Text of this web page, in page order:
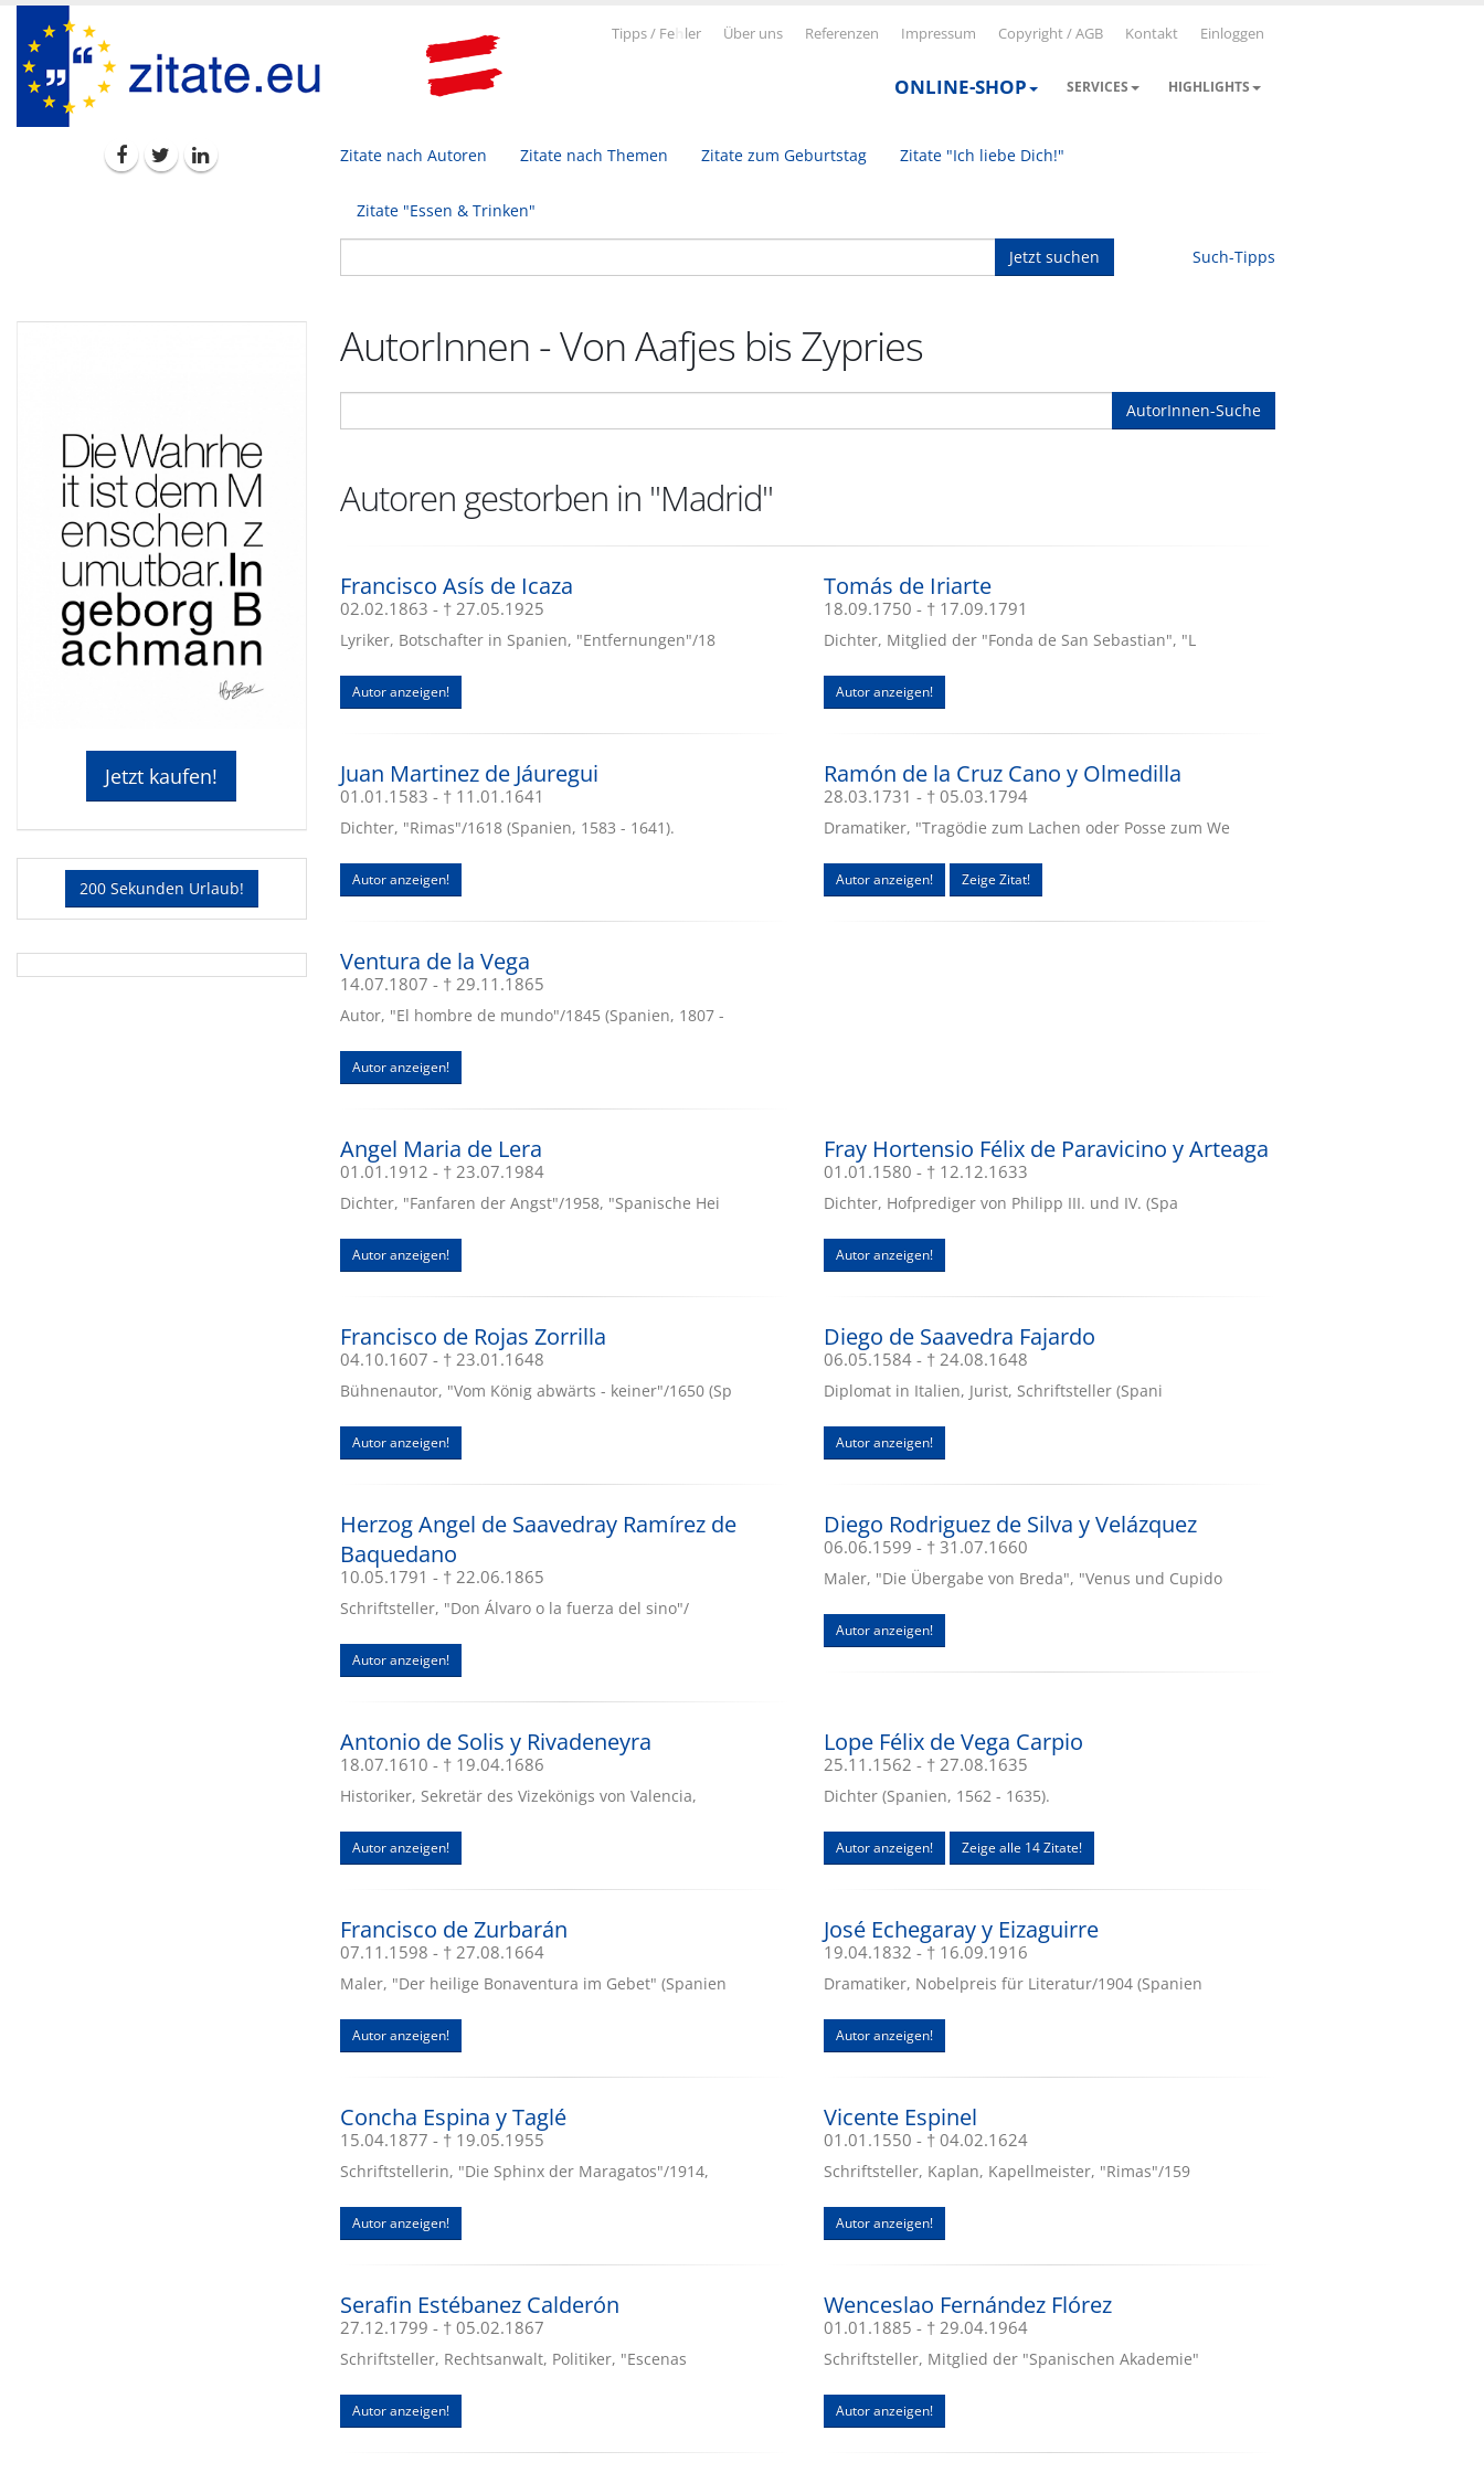
Tipps / Fe ler Über uns Referenzen Impressum Copyright / AGB Kontakt Einloggen
ONLINE-SHOP SERVICES HIGHLIGHTS
Zitate nach Autoren Zitate nach Themen Zitate zum Geburtstag Zitate "Ich liebe Dich!"
Zitate "Essen & Trinken"
Jetzt suchen Such-Tipps
Jetzt kaufen!
200 Sekunden Urlaub!
AutorInnen - Von Aafjes bis Zypries
AutorInnen-Suche
Autoren gestorben in "Madrid"
Francisco Asís de Icaza
02.02.1863 - † 27.05.1925
Lyriker, Botschafter in Spanien, "Entfernungen"/18
Autor anzeigen!
Tomás de Iriarte
18.09.1750 - † 17.09.1791
Dichter, Mitglied der "Fonda de San Sebastian", "L
Autor anzeigen!
Juan Martinez de Jáuregui
01.01.1583 - † 11.01.1641
Dichter, "Rimas"/1618 (Spanien, 1583 - 1641).
Autor anzeigen!
Ramón de la Cruz Cano y Olmedilla
28.03.1731 - † 05.03.1794
Dramatiker, "Tragödie zum Lachen oder Posse zum We
Autor anzeigen! Zeige Zitat!
Ventura de la Vega
14.07.1807 - † 29.11.1865
Autor, "El hombre de mundo"/1845 (Spanien, 1807 -
Autor anzeigen!
Angel Maria de Lera
01.01.1912 - † 23.07.1984
Dichter, "Fanfaren der Angst"/1958, "Spanische Hei
Autor anzeigen!
Fray Hortensio Félix de Paravicino y Arteaga
01.01.1580 - † 12.12.1633
Dichter, Hofprediger von Philipp III. und IV. (Spa
Autor anzeigen!
Francisco de Rojas Zorrilla
04.10.1607 - † 23.01.1648
Bühnenautor, "Vom König abwärts - keiner"/1650 (Sp
Autor anzeigen!
Diego de Saavedra Fajardo
06.05.1584 - † 24.08.1648
Diplomat in Italien, Jurist, Schriftsteller (Spani
Autor anzeigen!
Herzog Angel de Saavedray Ramírez de
Baquedano
10.05.1791 - † 22.06.1865
Schriftsteller, "Don Álvaro o la fuerza del sino"/
Autor anzeigen!
Diego Rodriguez de Silva y Velázquez
06.06.1599 - † 31.07.1660
Maler, "Die Übergabe von Breda", "Venus und Cupido
Autor anzeigen!
Antonio de Solis y Rivadeneyra
18.07.1610 - † 19.04.1686
Historiker, Sekretär des Vizekönigs von Valencia,
Autor anzeigen!
Lope Félix de Vega Carpio
25.11.1562 - † 27.08.1635
Dichter (Spanien, 1562 - 1635).
Autor anzeigen! Zeige alle 14 Zitate!
Francisco de Zurbarán
07.11.1598 - † 27.08.1664
Maler, "Der heilige Bonaventura im Gebet" (Spanien
Autor anzeigen!
José Echegaray y Eizaguirre
19.04.1832 - † 16.09.1916
Dramatiker, Nobelpreis für Literatur/1904 (Spanien
Autor anzeigen!
Concha Espina y Taglé
15.04.1877 - † 19.05.1955
Schriftstellerin, "Die Sphinx der Maragatos"/1914,
Autor anzeigen!
Vicente Espinel
01.01.1550 - † 04.02.1624
Schriftsteller, Kaplan, Kapellmeister, "Rimas"/159
Autor anzeigen!
Serafin Estébanez Calderón
27.12.1799 - † 05.02.1867
Schriftsteller, Rechtsanwalt, Politiker, "Escenas
Autor anzeigen!
Wenceslao Fernández Flórez
01.01.1885 - † 29.04.1964
Schriftsteller, Mitglied der "Spanischen Akademie"
Autor anzeigen!